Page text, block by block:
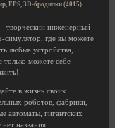
FPS, 3D-бродилки (4015)
- творческий инженерный
симулятор, где вы можете
любые устройства,
только можете себе
в жизнь своих
роботов, фабрики,
автоматы, гигантских
названия.